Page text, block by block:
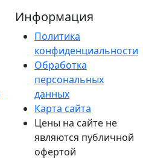
Информация
Политика
конфиденциальности
Обработка
персональных
данных
Карта сайта
Цены на сайте не
являются публичной
офертой